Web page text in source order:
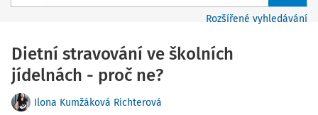
Rozšířené vyhledávání
Dietní stravování ve školních
jídelnách - proč ne?
Ilona Kumžáková Richterová